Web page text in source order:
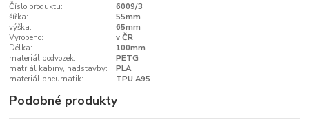
Číslo produktu:
6009/3
šířka:
55mm
výška:
65mm
Vyrobeno:
v ČR
Délka:
100mm
materiál podvozek:
PETG
matriál kabiny, nadstavby:
PLA
materiál pneumatik:
TPU A95
Podobné produkty